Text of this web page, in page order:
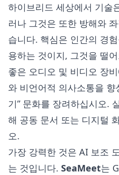
하이브리드 세상에서 기술
러나 그것은 또한 방해와
습니다. 핵심은 인간의 경
용하는 것이지, 그것을 떨
좋은 오디오 및 비디오 장
와 비언어적 의사소통을 향
기” 문화를 장려하십시오.
해 공동 문서 또는 디지털
오.
가장 강력한 것은 AI 보조
는 것입니다. SeaMeet는